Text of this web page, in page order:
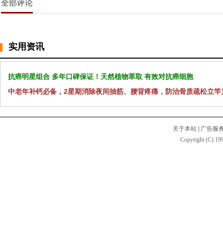
全部评论
实用资讯
抗癌明星组合 多年口碑保证！天然植物萃取 有效对抗癌细胞
中老年补钙必备，2星期消除夜间抽筋、腰背疼痛，防治骨质疏松立竿
关于本站
广告服
Copyright (C)